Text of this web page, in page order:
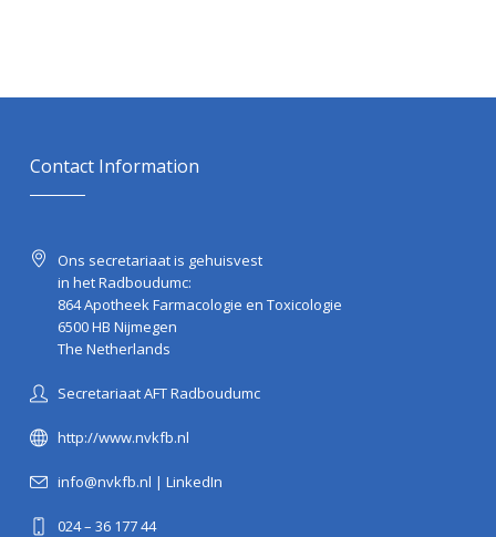
Contact Information
Ons secretariaat is gehuisvest
in het Radboudumc:
864 Apotheek Farmacologie en Toxicologie
6500 HB Nijmegen
The Netherlands
Secretariaat AFT Radboudumc
http://www.nvkfb.nl
info@nvkfb.nl |LinkedIn
024 – 36 177 44